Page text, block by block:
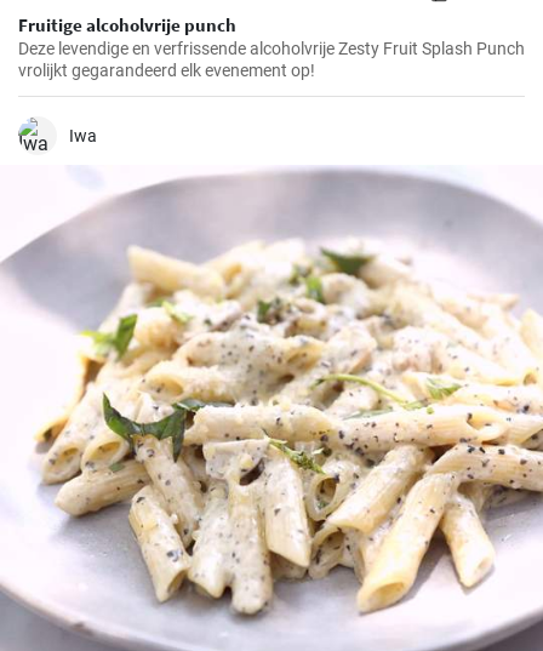
Fruitige alcoholvrije punch
Deze levendige en verfrissende alcoholvrije Zesty Fruit Splash Punch
vrolijkt gegarandeerd elk evenement op!
Iwa